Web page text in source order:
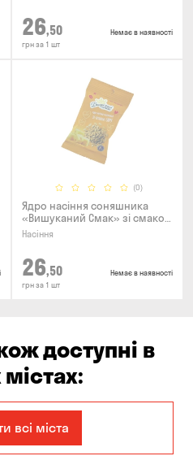
26,50
грн за 1 шт
Немає в наявності
(0)
Ядро насіння соняшника
«Вишуканий Смак» зі смаком
сиру, 80г
Насіння
26,50
грн за 1 шт
Немає в наявності
доступні в
Бабурка
всі міста